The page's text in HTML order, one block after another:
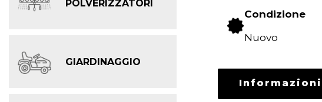
Condizione
Nuovo
POLVERIZZATORI
GIARDINAGGIO